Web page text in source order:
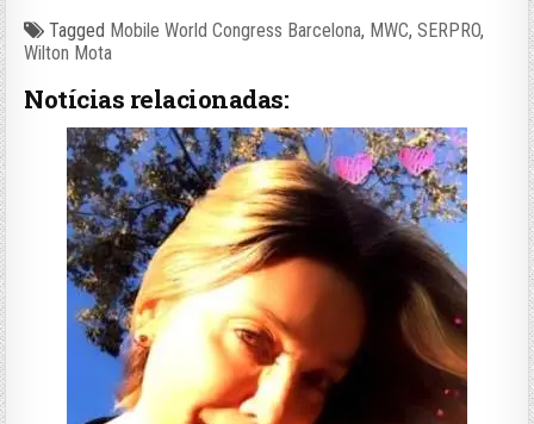
Tagged Mobile World Congress Barcelona, MWC,SERPRO,
Wilton Mota
Notícias relacionadas: